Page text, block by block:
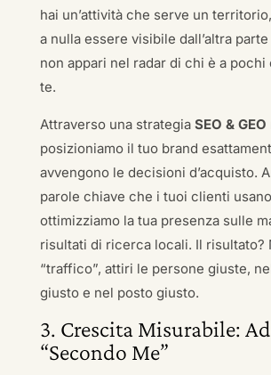
hai un’attività che serve un
a nulla essere visibile dall’altra
non appari nel radar di chi è a
te.
Attraverso una strategia SEO & GEO
posizioniamo il tuo brand
avvengono le decisioni d’acquisto.
parole chiave che i tuoi clienti
ottimizziamo la tua presenza sulle
risultati di ricerca locali. Il risultato?
“traffico”, attiri le persone giuste,
giusto e nel posto giusto.
3. Crescita Misurabile:
“Secondo Me”